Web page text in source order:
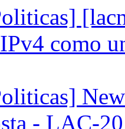
como
- LAC-